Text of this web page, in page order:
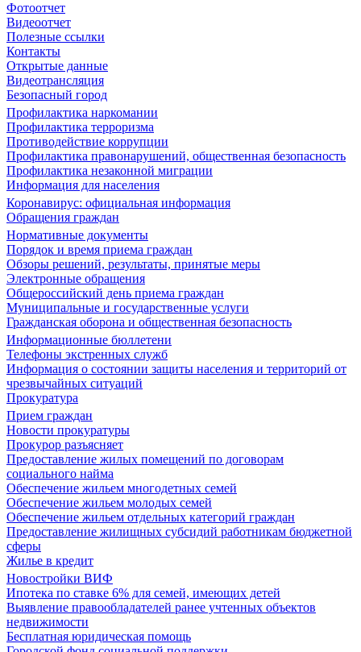
Фотоотчет
Видеоотчет
Полезные ссылки
Контакты
Открытые данные
Видеотрансляция
Безопасный город
Профилактика наркомании
Профилактика терроризма
Противодействие коррупции
Профилактика правонарушений, общественная безопасность
Профилактика незаконной миграции
Информация для населения
Коронавирус: официальная информация
Обращения граждан
Нормативные документы
Порядок и время приема граждан
Обзоры решений, результаты, принятые меры
Электронные обращения
Общероссийский день приема граждан
Муниципальные и государственные услуги
Гражданская оборона и общественная безопасность
Информационные бюллетени
Телефоны экстренных служб
Информация о состоянии защиты населения и территорий от
чрезвычайных ситуаций
Прокуратура
Прием граждан
Новости прокуратуры
Прокурор разъясняет
Предоставление жилых помещений по договорам
социального найма
Обеспечение жильем многодетных семей
Обеспечение жильем молодых семей
Обеспечение жильем отдельных категорий граждан
Предоставление жилищных субсидий работникам бюджетной
сферы
Жилье в кредит
Новостройки ВИФ
Ипотека по ставке 6% для семей, имеющих детей
Выявление правообладателей ранее учтенных объектов
недвижимости
Бесплатная юридическая помощь